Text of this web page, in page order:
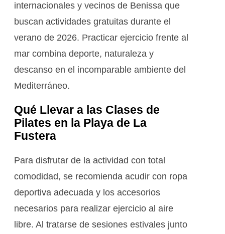
internacionales y vecinos de Benissa que
buscan actividades gratuitas durante el
verano de 2026. Practicar ejercicio frente al
mar combina deporte, naturaleza y
descanso en el incomparable ambiente del
Mediterráneo.
Qué Llevar a las Clases de
Pilates en la Playa de La
Fustera
Para disfrutar de la actividad con total
comodidad, se recomienda acudir con ropa
deportiva adecuada y los accesorios
necesarios para realizar ejercicio al aire
libre. Al tratarse de sesiones estivales junto